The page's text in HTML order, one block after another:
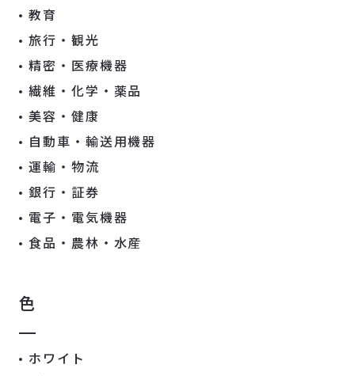
教育
旅行・観光
精密・医療機器
繊維・化学・薬品
美容・健康
自動車・輸送用機器
運輸・物流
銀行・証券
電子・電気機器
食品・農林・水産
色
ホワイト